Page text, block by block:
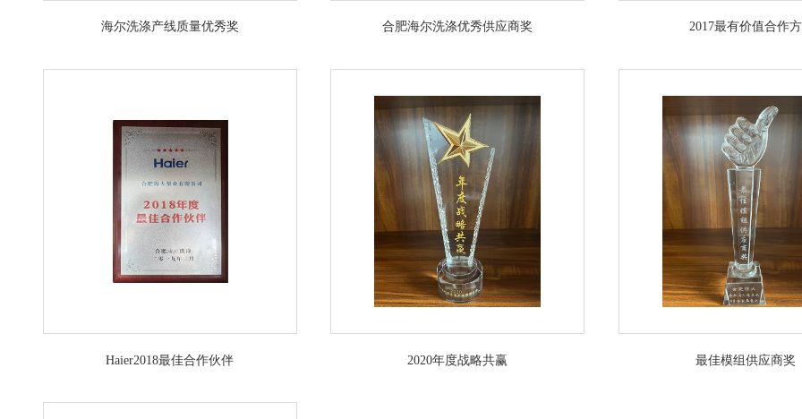
海尔洗涤产线质量优秀奖 合肥海尔洗涤优秀供应商奖 2017最有价值合作方
Haier2018最佳合作伙伴 2020年度战略共赢 最佳模组供应商奖